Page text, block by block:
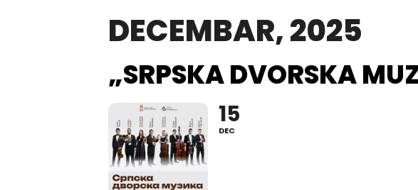
DECEMBAR, 2025
„SRPSKA DVORSKA
15
DEC